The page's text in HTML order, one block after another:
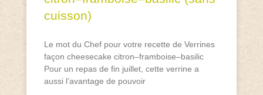
cuisson)
Le mot du Chef pour votre recette de Verrines
façon cheesecake citron–framboise–basilic
Pour un repas de fin juillet, cette verrine a
aussi l’avantage de pouvoir